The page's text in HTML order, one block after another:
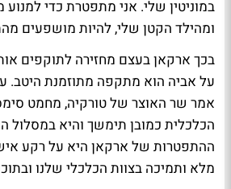
במוניטין שלי. אני מתפטרת כדי
ומהילד הקטן שלי, להיות מושפעים
בכך ארקאן בעצם מחזירה לתוקפים
על אביה הוא מתקפה מתוזמנת היטב.
אמר שר האוצר של טורקיה, מחמט
הכלכלית כמובן תימשך והיא במסלול
ההתפטרות של ארקאן היא על רקע
מלא ותמיכה בצוות הכלכלי שלנו